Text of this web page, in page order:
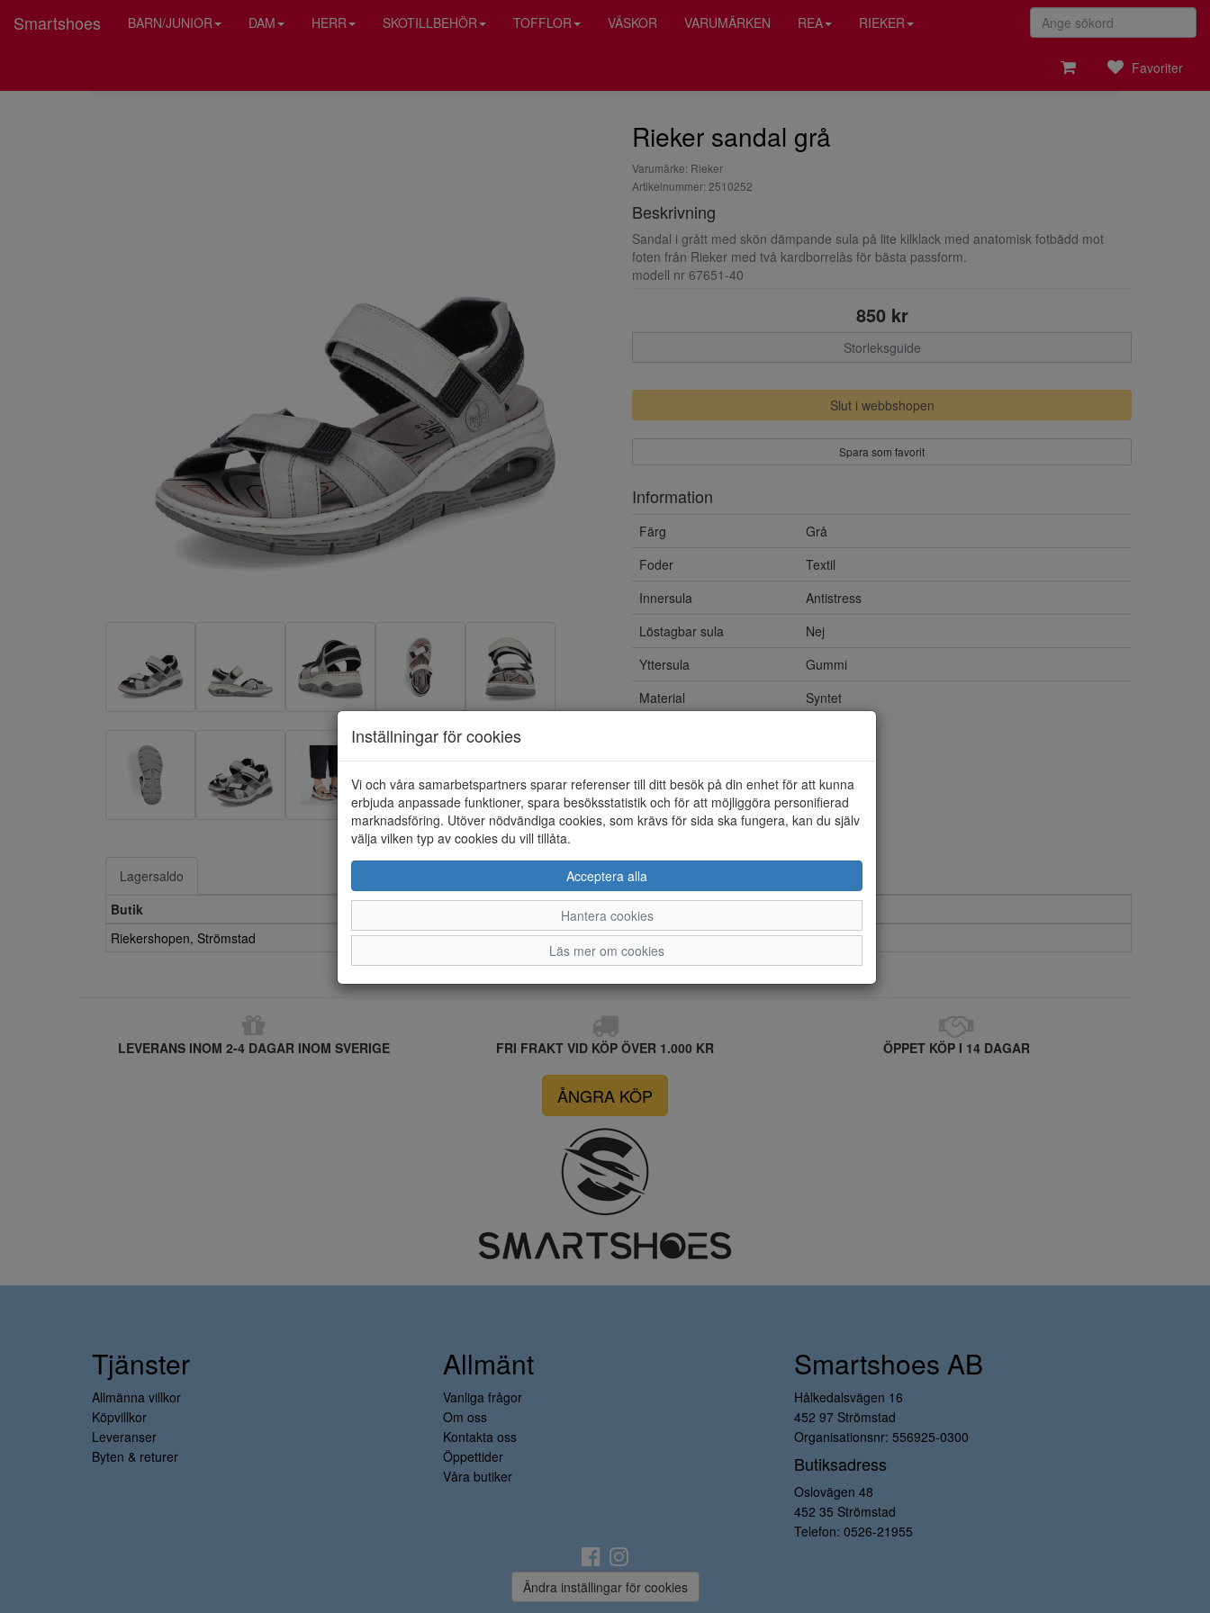
Smartshoes BARN/JUNIOR DAM HERR SKOTILLBEHÖR TOFFLOR VÄSKOR VARUMÄRKEN REA RIEKER
Favoriter
Rieker sandal grå
Varumärke: Rieker
Artikelnummer: 2510252
Beskrivning
Sandal i grått med skön dämpande sula på lite kilklack med anatomisk fotbädd mot
foten från Rieker med två kardborrelås för bästa passform.
modell nr 67651-40
850 kr
Storleksguide
Slut i webbshopen
Spara som favorit
Information
Färg
Grå
Foder
Textil
Innersula
Antistress
Löstagbar sula
Nej
Yttersula
Gummi
Material
Syntet
Lagersaldo
Butik
Riekershopen, Strömstad
LEVERANS INOM 2-4 DAGAR INOM SVERIGE FRI FRAKT VID KÖP ÖVER 1.000 KR ÖPPET KÖP I 14 DAGAR
ÅNGRA KÖP
Inställningar för cookies
Vi och våra samarbetspartners sparar referenser till ditt besök på din enhet för att kunna
erbjuda anpassade funktioner, spara besöksstatistik och för att möjliggöra personifierad
marknadsföring. Utöver nödvändiga cookies, som krävs för sida ska fungera, kan du själv
välja vilken typ av cookies du vill tillåta.
Acceptera alla
Hantera cookies
Läs mer om cookies
Tjänster
Allmänna villkor
Köpvillkor
Leveranser
Byten & returer
Allmänt
Vanliga frågor
Om oss
Kontakta oss
Öppettider
Våra butiker
Smartshoes AB
Hålkedalsvägen 16
452 97 Strömstad
Organisationsnr: 556925-0300
Butiksadress
Oslovägen 48
452 35 Strömstad
Telefon: 0526-21955
Ändra inställingar för cookies